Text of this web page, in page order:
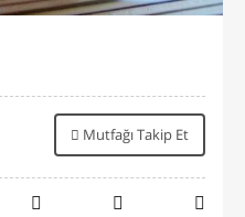
Mutfağı Takip Et